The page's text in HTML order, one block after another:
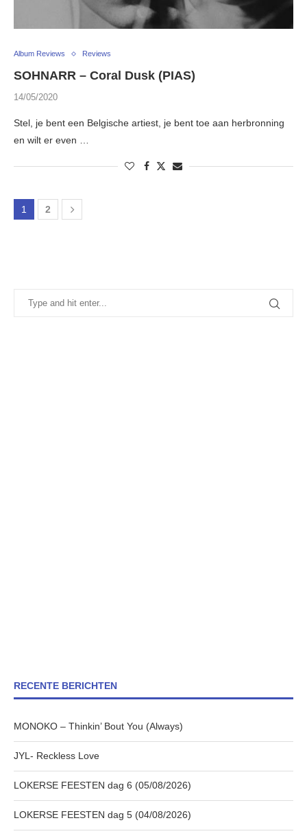
Album Reviews Reviews
SOHNARR – Coral Dusk (PIAS)
14/05/2020
Stel, je bent een Belgische artiest, je bent toe aan herbronning
en wilt er even …
1 2
RECENTE BERICHTEN
MONOKO – Thinkin’ Bout You (Always)
JYL- Reckless Love
LOKERSE FEESTEN dag 6 (05/08/2026)
LOKERSE FEESTEN dag 5 (04/08/2026)